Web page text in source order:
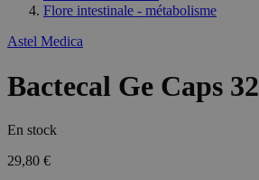
Flore intestinale - métabolisme
Astel Medica
Bactecal Ge Caps 32
En stock
29,80 €